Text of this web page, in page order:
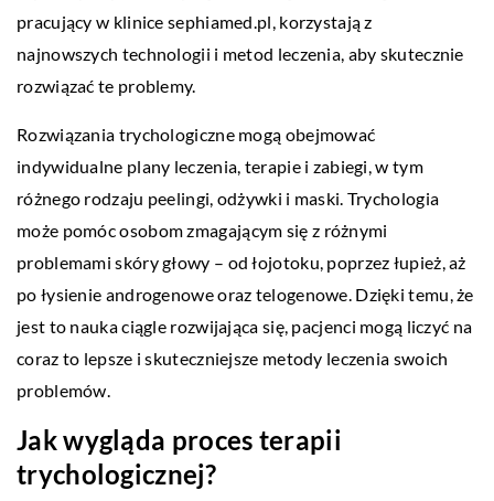
pracujący w klinice sephiamed.pl, korzystają z
najnowszych technologii i metod leczenia, aby skutecznie
rozwiązać te problemy.
Rozwiązania trychologiczne mogą obejmować
indywidualne plany leczenia, terapie i zabiegi, w tym
różnego rodzaju peelingi, odżywki i maski. Trychologia
może pomóc osobom zmagającym się z różnymi
problemami skóry głowy – od łojotoku, poprzez łupież, aż
po łysienie androgenowe oraz telogenowe. Dzięki temu, że
jest to nauka ciągle rozwijająca się, pacjenci mogą liczyć na
coraz to lepsze i skuteczniejsze metody leczenia swoich
problemów.
Jak wygląda proces terapii
trychologicznej?